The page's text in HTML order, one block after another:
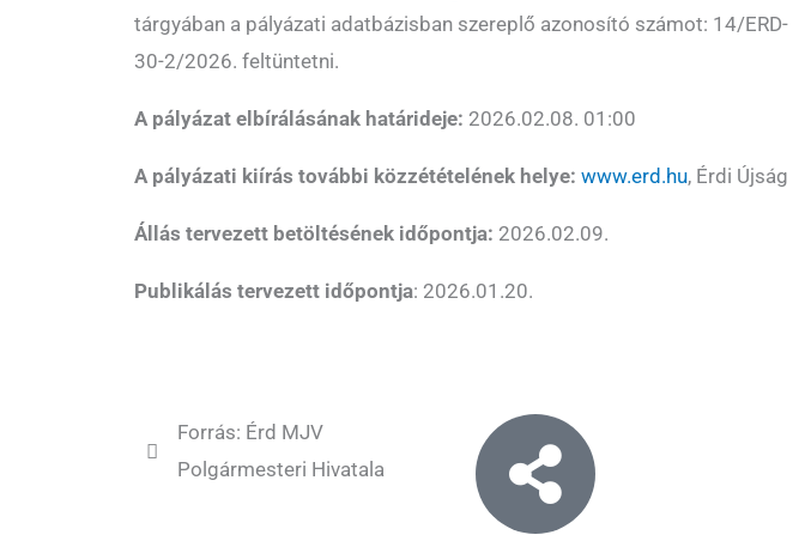
tárgyában a pályázati adatbázisban szereplő azonosító számot: 14/ERD-
30-2/2026. feltüntetni.
A pályázat elbírálásának határideje: 2026.02.08. 01:00
A pályázati kiírás további közzétételének helye: www.erd.hu, Érdi Újság
Állás tervezett betöltésének időpontja: 2026.02.09.
Publikálás tervezett időpontja: 2026.01.20.
Forrás: Érd MJV
Polgármesteri Hivatala